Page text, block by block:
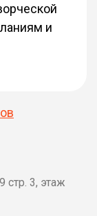
и
3, этаж